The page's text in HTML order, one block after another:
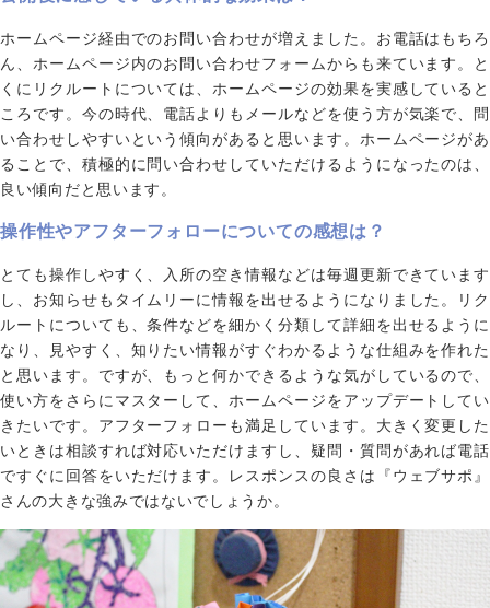
ホームページ経由でのお問い合わせが増えました。お電話はもちろ
ん、ホームページ内のお問い合わせフォームからも来ています。と
くにリクルートについては、ホームページの効果を実感していると
ころです。今の時代、電話よりもメールなどを使う方が気楽で、問
い合わせしやすいという傾向があると思います。ホームページがあ
ることで、積極的に問い合わせしていただけるようになったのは、
良い傾向だと思います。
操作性やアフターフォローについての感想は？
とても操作しやすく、入所の空き情報などは毎週更新できています
し、お知らせもタイムリーに情報を出せるようになりました。リク
ルートについても、条件などを細かく分類して詳細を出せるように
なり、見やすく、知りたい情報がすぐわかるような仕組みを作れた
と思います。ですが、もっと何かできるような気がしているので、
使い方をさらにマスターして、ホームページをアップデートしてい
きたいです。アフターフォローも満足しています。大きく変更した
いときは相談すれば対応いただけますし、疑問・質問があれば電話
ですぐに回答をいただけます。レスポンスの良さは『ウェブサポ』
さんの大きな強みではないでしょうか。